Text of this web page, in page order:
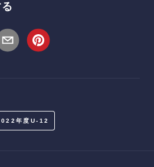
年度U-12